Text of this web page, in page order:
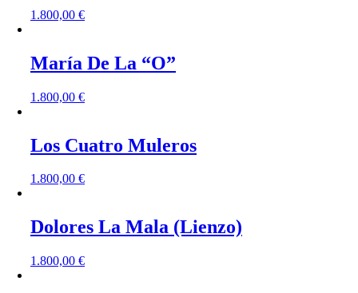
1.800,00 €
María De La “O”
1.800,00 €
Los Cuatro Muleros
1.800,00 €
Dolores La Mala (Lienzo)
1.800,00 €